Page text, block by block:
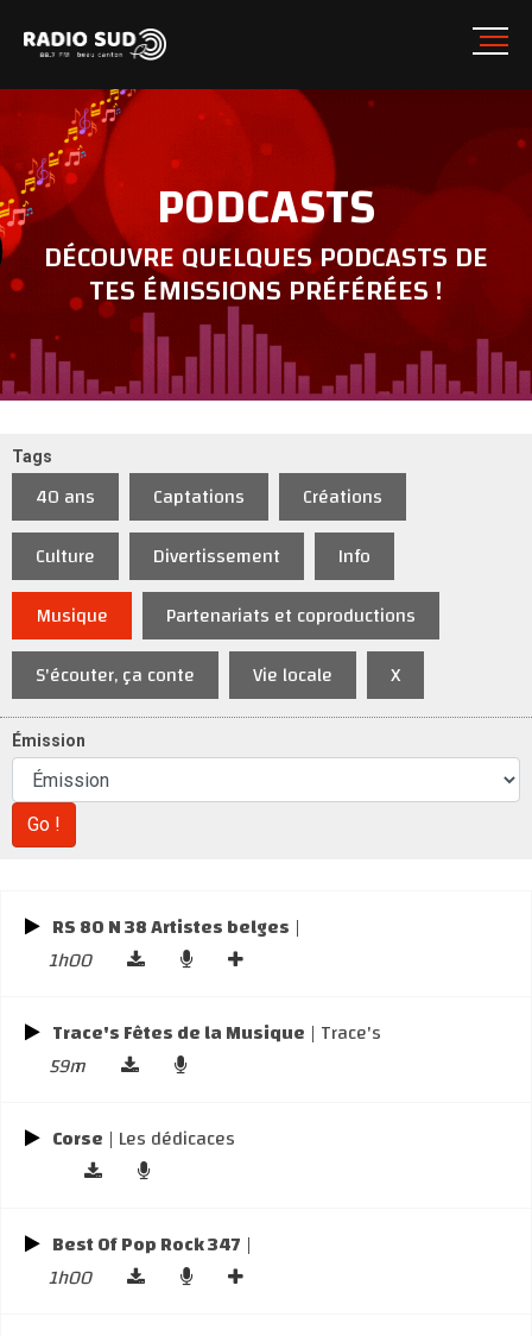
PODCASTS
DÉCOUVRE QUELQUES PODCASTS DE
TES ÉMISSIONS PRÉFÉRÉES !
Tags
40 ans Captations
Créations
Culture
Divertissement
Info
Musique
Partenariats et coproductions
S'écouter, ça conte
Vie locale X
Émission
Go !
RS 80 N 38 Artistes belges |
1h00
Trace's Fêtes de la Musique | Trace's
59m
Corse | Les dédicaces
Best Of Pop Rock 347 |
1h00